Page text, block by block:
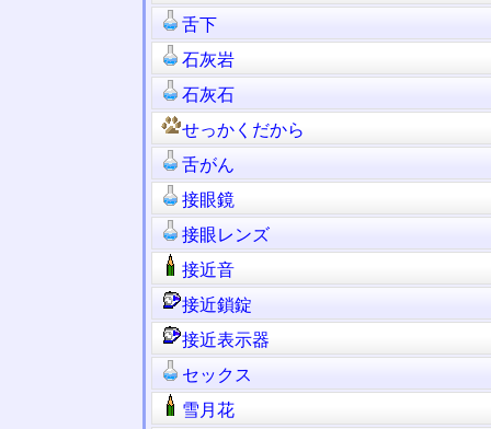
舌下
石灰岩
石灰石
せっかくだから
舌がん
接眼鏡
接眼レンズ
接近音
接近鎖錠
接近表示器
セックス
雪月花